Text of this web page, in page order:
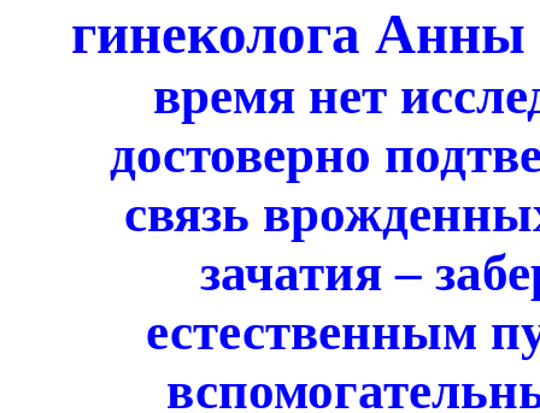
гинеколога Анны
время нет
достоверно
связь
зачатия –
естественным